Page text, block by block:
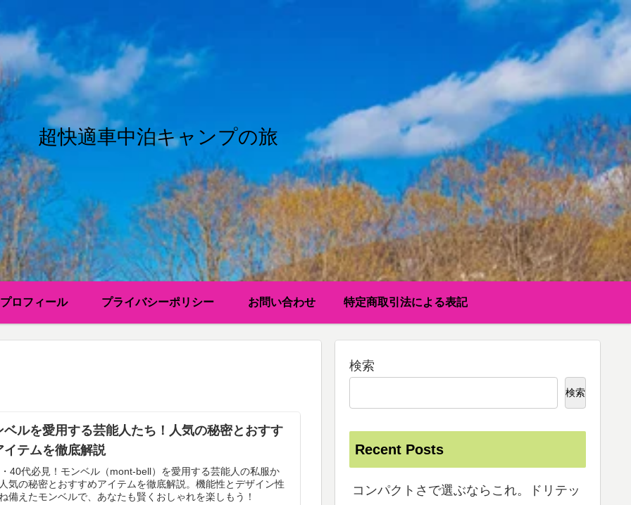
超快適車中泊キャンプの旅
プロフィール プライバシーポリシー お問い合わせ 特定商取引法による表記
ベルを愛用する芸能人たち！人気の秘密とおすす
イテムを徹底解説
40代必見！モンベル（mont-bell）を愛用する芸能人の私服か
気の秘密とおすすめアイテムを徹底解説。機能性とデザイン性
備えたモンベルで、あなたも賢くおしゃれを楽しもう！
検索
検索
Recent Posts
コンパクトさで選ぶならこれ。ドリテッ